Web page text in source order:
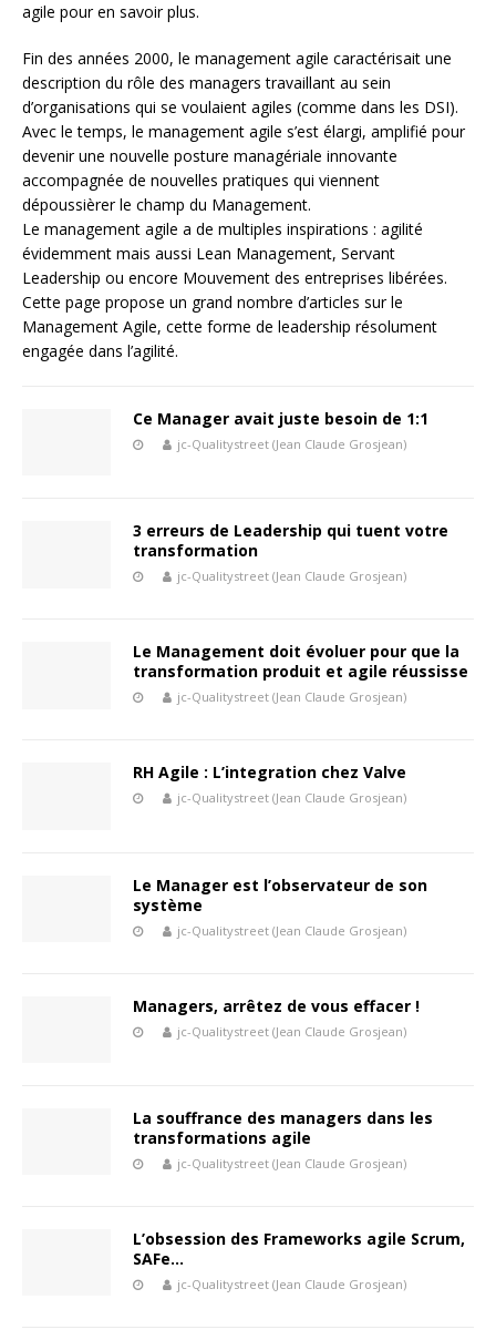
agile pour en savoir plus.
Fin des années 2000, le management agile caractérisait une
description du rôle des managers travaillant au sein
d’organisations qui se voulaient agiles (comme dans les DSI).
Avec le temps, le management agile s’est élargi, amplifié pour
devenir une nouvelle posture managériale innovante
accompagnée de nouvelles pratiques qui viennent
dépoussièrer le champ du Management.
Le management agile a de multiples inspirations : agilité
évidemment mais aussi Lean Management, Servant
Leadership ou encore Mouvement des entreprises libérées.
Cette page propose un grand nombre d’articles sur le
Management Agile, cette forme de leadership résolument
engagée dans l’agilité.
Ce Manager avait juste besoin de 1:1
jc-Qualitystreet (Jean Claude Grosjean)
3 erreurs de Leadership qui tuent votre
transformation
jc-Qualitystreet (Jean Claude Grosjean)
Le Management doit évoluer pour que la
transformation produit et agile réussisse
jc-Qualitystreet (Jean Claude Grosjean)
RH Agile : L’integration chez Valve
jc-Qualitystreet (Jean Claude Grosjean)
Le Manager est l’observateur de son
système
jc-Qualitystreet (Jean Claude Grosjean)
Managers, arrêtez de vous effacer !
jc-Qualitystreet (Jean Claude Grosjean)
La souffrance des managers dans les
transformations agile
jc-Qualitystreet (Jean Claude Grosjean)
L’obsession des Frameworks agile Scrum,
SAFe…
jc-Qualitystreet (Jean Claude Grosjean)